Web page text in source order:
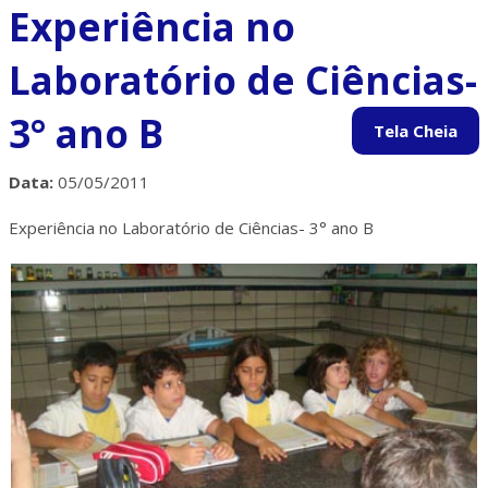
Experiência no
Laboratório de Ciências-
3° ano B
Data: 05/05/2011
Experiência no Laboratório de Ciências- 3° ano B